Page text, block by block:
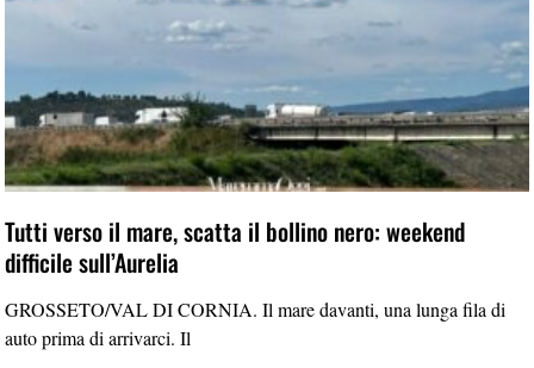
Tutti verso il mare, scatta il bollino nero: weekend
difficile sull’Aurelia
GROSSETO/VAL DI CORNIA. Il mare davanti, una lunga fila di
auto prima di arrivarci. Il